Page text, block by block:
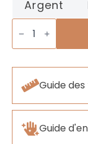
Argent
quantité
de
Bracelet
Cycle
Guide
Guide